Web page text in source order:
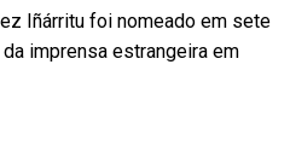
Iñárritu foi nomeado em sete
imprensa estrangeira em